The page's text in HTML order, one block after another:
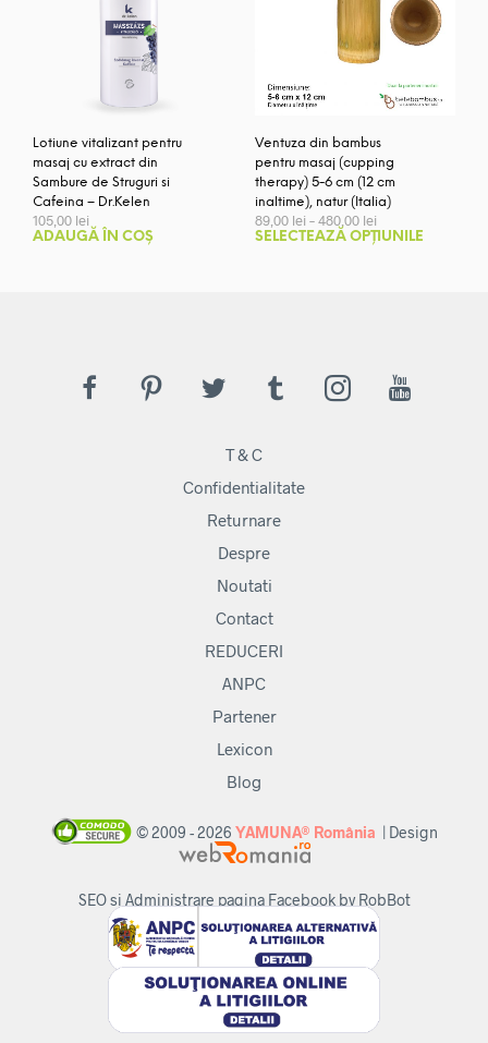
Lotiune vitalizant pentru
masaj cu extract din
Sambure de Struguri si
Cafeina – Dr.Kelen
105,00 lei
ADAUGĂ ÎN COȘ
Ventuza din bambus
pentru masaj (cupping
therapy) 5-6 cm (12 cm
inaltime), natur (Italia)
89,00 lei –480,00 lei
de
SELECTEAZĂ OPȚIUNILE
T & C
Confidentialitate
Returnare
Despre
Noutati
Contact
REDUCERI
ANPC
Partener
Lexicon
Blog
© 2009 - 2026 YAMUNA® România | Design
SEO si Administrare pagina Facebook by RobBot